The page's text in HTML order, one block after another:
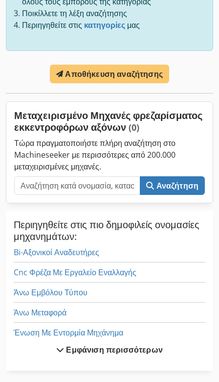
Ποικίλλετε τη λέξη αναζήτησης
Περιηγηθείτε στις κατηγορίες μας
Αποθήκευση αναζήτησης
Μεταχειρισμένο Μηχανές φρεζαρίσματος
εκκεντροφόρων αξόνων (0)
Τώρα πραγματοποιήστε πλήρη αναζήτηση στο
Machineseeker με περισσότερες από 200.000
μεταχειρισμένες μηχανές.
Αναζήτηση
Περιηγηθείτε στις πιο δημοφιλείς ονομασίες
μηχανημάτων:
Bi-Αξονικοί Αναδευτήρες
Cnc Φρέζα Με Εργαλείο Εναλλαγής
Άνω Εμβόλου Τύπου
Άνω Μεταφορά
Ένωση Με Εντορμία Μηχάνημα
Αρχίζει Με ΣτοίβαΕμφάνιση περισσότερων